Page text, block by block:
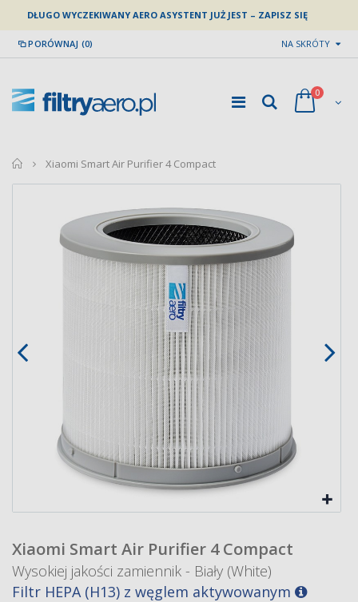
DŁUGO WYCZEKIWANY AERO ASYSTENT JUŻ JEST – ZAPISZ SIĘ
PORÓWNAJ (0) NA SKRÓTY
0
home
Xiaomi Smart Air Purifier 4 Compact
Xiaomi Smart Air Purifier 4 Compact
Wysokiej jakości zamiennik - Biały (White)
Filtr HEPA (H13) z węglem aktywowanym